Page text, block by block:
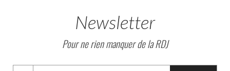
Newsletter
Pour ne rien manquer de la RDJ